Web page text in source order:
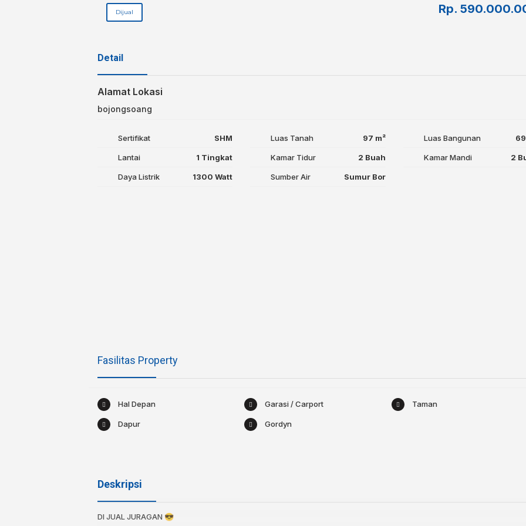
Dijual Rp.
Detail
Alamat Lokasi
bojongsoang
Sertifikat SHM Luas Tanah 97 m² Luas Bangunan
Lantai 1 Tingkat Kamar Tidur 2 Buah Kamar Mandi 2
Daya Listrik 1300 Watt Sumber Air Sumur Bor
Fasilitas Property
Hal Depan Garasi / Carport Taman
Dapur Gordyn
Deskripsi
DI JUAL JURAGAN 😎